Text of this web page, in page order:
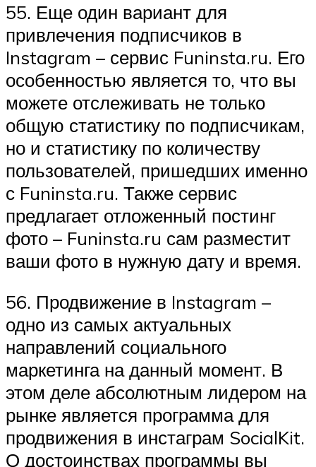
55. Еще один вариант для
привлечения подписчиков в
Instagram – сервис Funinsta.ru. Его
особенностью является то, что вы
можете отслеживать не только
общую статистику по подписчикам,
но и статистику по количеству
пользователей, пришедших именно
с Funinsta.ru. Также сервис
предлагает отложенный постинг
фото – Funinsta.ru сам разместит
ваши фото в нужную дату и время.
56. Продвижение в Instagram –
одно из самых актуальных
направлений социального
маркетинга на данный момент. В
этом деле абсолютным лидером на
рынке является программа для
продвижения в инстаграм SocialKit.
О достоинствах программы вы